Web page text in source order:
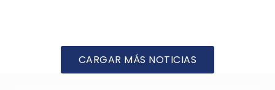
CARGAR MÁS NOTICIAS